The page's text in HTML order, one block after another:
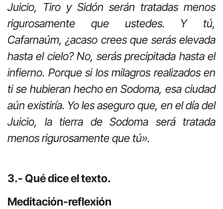
Juicio, Tiro y Sidón serán tratadas menos
rigurosamente que ustedes. Y tú,
Cafarnaúm, ¿acaso crees que serás elevada
hasta el cielo? No, serás precipitada hasta el
infierno. Porque si los milagros realizados en
ti se hubieran hecho en Sodoma, esa ciudad
aún existiría. Yo les aseguro que, en el día del
Juicio, la tierra de Sodoma será tratada
menos rigurosamente que tú».
3.- Qué dice el texto.
Meditación-reflexión